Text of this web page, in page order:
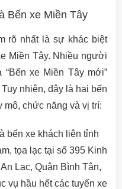
Bến xe Miền Tây
rõ nhất là sự khác biệt
Miền Tây. Nhiều người
xe Miền Tây mới”
nhiên, đây là hai bến
mô, chức năng và vị trí:
bến xe khách liên tỉnh
tọa lạc tại số 395 Kinh
Lạc, Quận Bình Tân,
vụ hầu hết các tuyến xe